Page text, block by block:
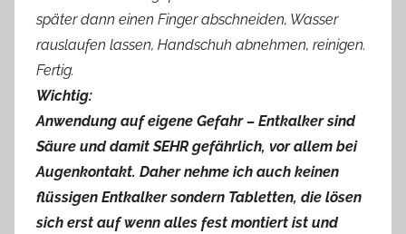
später dann einen Finger abschneiden, Wasser
rauslaufen lassen, Handschuh abnehmen, reinigen.
Fertig.
Wichtig:
Anwendung auf eigene Gefahr – Entkalker sind
Säure und damit SEHR gefährlich, vor allem bei
Augenkontakt. Daher nehme ich auch keinen
flüssigen Entkalker sondern Tabletten, die lösen
sich erst auf wenn alles fest montiert ist und